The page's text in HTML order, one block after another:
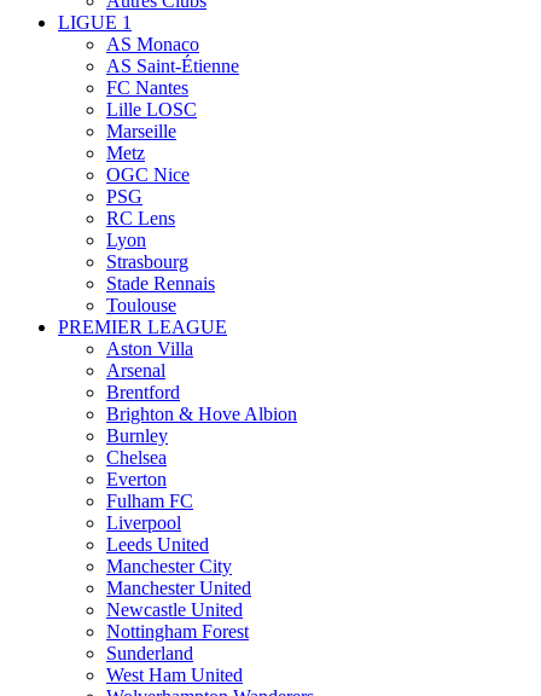
LIGUE 1
AS Monaco
AS Saint-Étienne
FC Nantes
Lille LOSC
Marseille
Metz
OGC Nice
PSG
RC Lens
Lyon
Strasbourg
Stade Rennais
Toulouse
PREMIER LEAGUE
Aston Villa
Arsenal
Brentford
Brighton & Hove Albion
Burnley
Chelsea
Everton
Fulham FC
Liverpool
Leeds United
Manchester City
Manchester United
Newcastle United
Nottingham Forest
Sunderland
West Ham United